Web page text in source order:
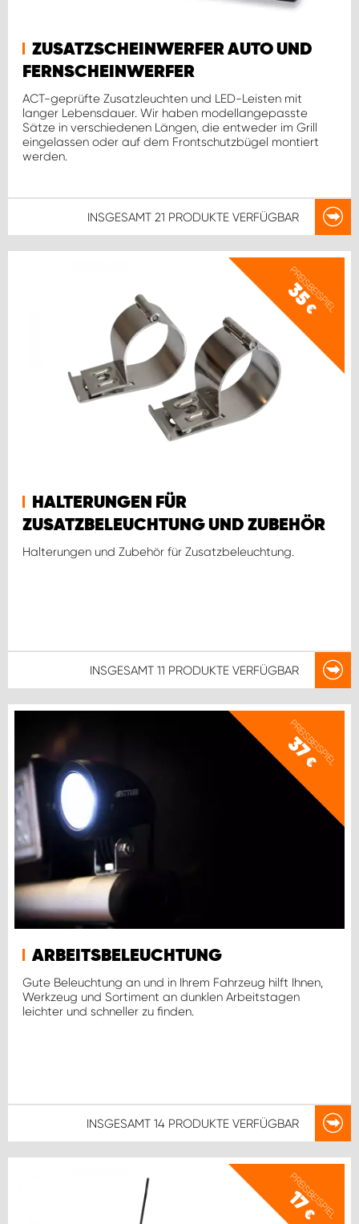
ZUSATZSCHEINWERFER AUTO UND
FERNSCHEINWERFER
ACT-geprüfte Zusatzleuchten und LED-Leisten mit
langer Lebensdauer. Wir haben modellangepasste
Sätze in verschiedenen Längen, die entweder im Grill
eingelassen oder auf dem Frontschutzbügel montiert
werden.
INSGESAMT 21 PRODUKTE VERFÜGBAR
PREISBEISPIEL
35
€
HALTERUNGEN FÜR
ZUSATZBELEUCHTUNG UND ZUBEHÖR
Halterungen und Zubehör für Zusatzbeleuchtung.
INSGESAMT 11 PRODUKTE VERFÜGBAR
PREISBEISPIEL
37
€
ARBEITSBELEUCHTUNG
Gute Beleuchtung an und in Ihrem Fahrzeug hilft Ihnen,
Werkzeug und Sortiment an dunklen Arbeitstagen
leichter und schneller zu finden.
INSGESAMT 14 PRODUKTE VERFÜGBAR
PREISBEISPIEL
17
€